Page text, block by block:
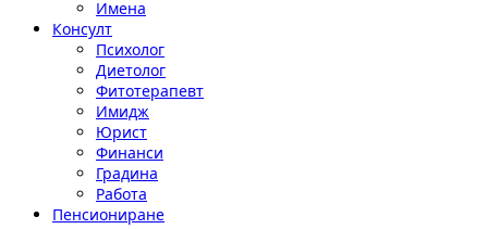
Имена
Консулт
Психолог
Диетолог
Фитотерапевт
Имидж
Юрист
Финанси
Градина
Работа
Пенсиониране